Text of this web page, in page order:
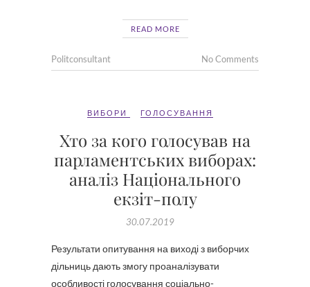
READ MORE
Politconsultant No Comments
ВИБОРИ ГОЛОСУВАННЯ
Хто за кого голосував на
парламентських виборах:
аналіз Національного
екзіт-полу
30.07.2019
Результати опитування на виході з виборчих
дільниць дають змогу проаналізувати
особливості голосування соціально-